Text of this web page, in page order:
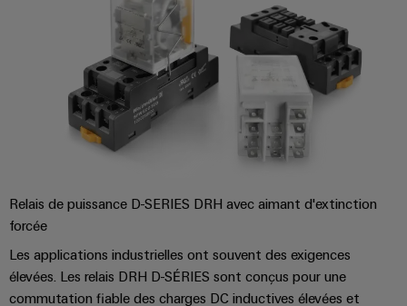
Relais de puissance D-SERIES DRH avec aimant d'extinction
forcée
Les applications industrielles ont souvent des exigences
élevées. Les relais DRH D-SÉRIES sont conçus pour une
commutation fiable des charges DC inductives élevées et